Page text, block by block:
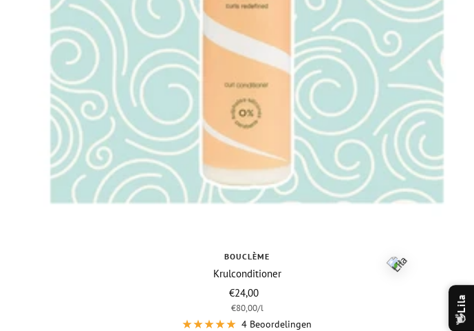
BOUCLÈME
Krulconditioner
Vraagprijs
€24,00
€80,00/l
4 Beoordelingen 👋
Lila